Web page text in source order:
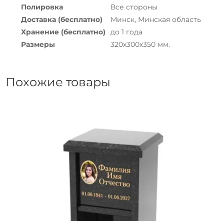
Полировка
Все стороны
Доставка (бесплатно)
Минск, Минская область
Хранение (бесплатно)
до 1 года
Размеры
320х300х350 мм.
Похожие товары